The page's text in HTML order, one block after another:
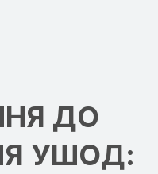
ДО
УШОД: